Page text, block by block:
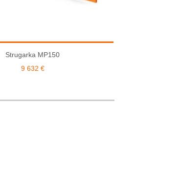
Strugarka MP150
9 632 €